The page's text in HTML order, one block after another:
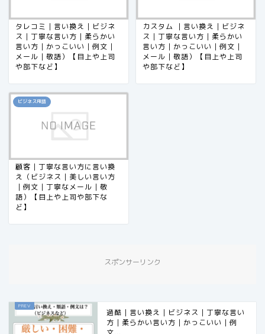
タレコミ｜言い換え｜ビジネ
ス｜丁寧な言い方｜柔らかい
言い方｜かっこいい｜例文｜
メール｜敬語）【目上や上司
や部下など】
カスタム ｜言い換え｜ビジネ
ス｜丁寧な言い方｜柔らかい
言い方｜かっこいい｜例文｜
メール｜敬語）【目上や上司
や部下など】​​​​​​​​​​​​​​​​
ビジネス用語
顧客｜丁寧な言い方に言い換
え（ビジネス｜美しい言い方
｜例文｜丁寧なメール｜敬
語）【目上や上司や部下な
ど】
スポンサーリンク
過酷｜言い換え｜ビジネス｜丁寧な言い
方｜柔らかい言い方｜かっこいい｜例